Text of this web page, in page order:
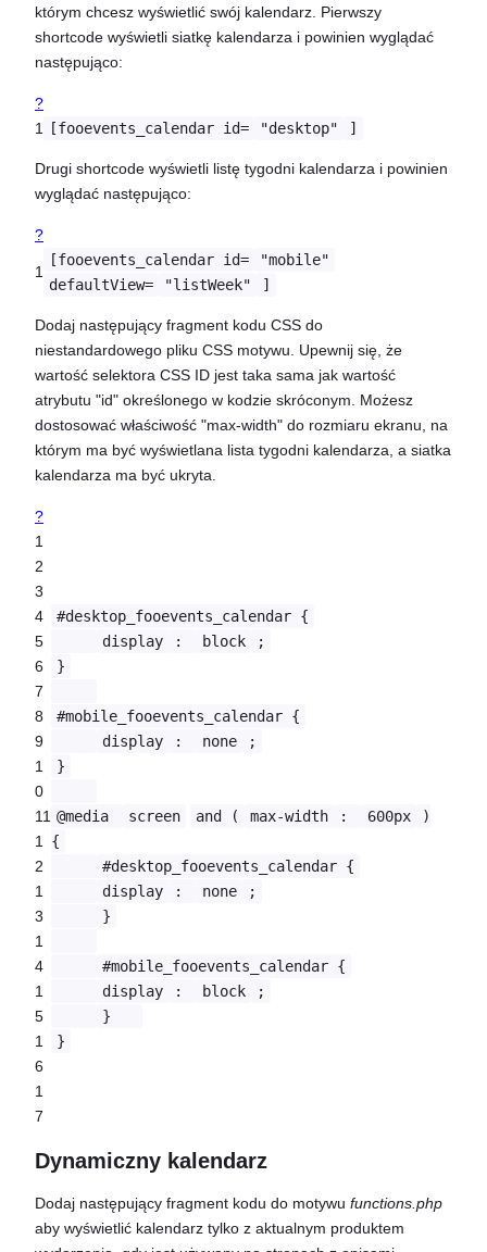
którym chcesz wyświetlić swój kalendarz. Pierwszy
shortcode wyświetli siatkę kalendarza i powinien wyglądać
następująco:
?
1
[fooevents_calendar id= "desktop" ]
Drugi shortcode wyświetli listę tygodni kalendarza i powinien
wyglądać następująco:
?
1
[fooevents_calendar id=
"mobile"
defaultView=
"listWeek" ]
Dodaj następujący fragment kodu CSS do
niestandardowego pliku CSS motywu. Upewnij się, że
wartość selektora CSS ID jest taka sama jak wartość
atrybutu "id" określonego w kodzie skróconym. Możesz
dostosować właściwość "max-width" do rozmiaru ekranu, na
którym ma być wyświetlana lista tygodni kalendarza, a siatka
kalendarza ma być ukryta.
?
1
2
3
4
5
6
7
8
9
1
0
11
1
2
1
3
1
4
1
5
1
6
1
7
#desktop_fooevents_calendar {
display
: block
;
}
#mobile_fooevents_calendar {
display
: none
;
}
@media screen and ( max-width : 600px
)
{
#desktop_fooevents_calendar {
display
: none
;
}
#mobile_fooevents_calendar {
display
: block
;
}
}
Dynamiczny kalendarz
Dodaj następujący fragment kodu do motywu functions.php
aby wyświetlić kalendarz tylko z aktualnym produktem